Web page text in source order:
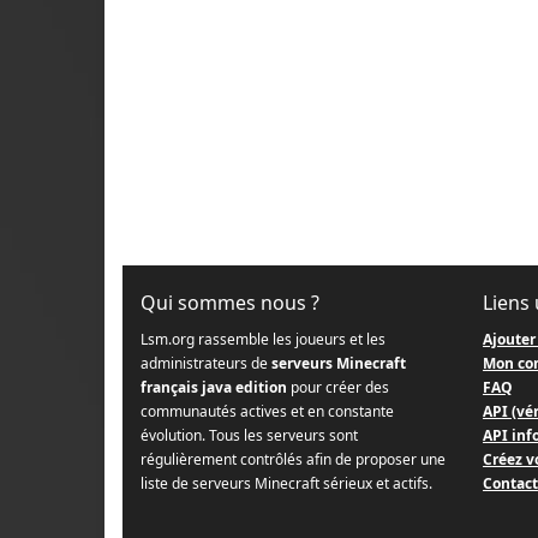
Qui sommes nous ?
Lsm.org rassemble les joueurs et les
administrateurs deserveurs Minecraft
français java edition pour créer des
communautés actives et en constante
évolution. Tous les serveurs sont
régulièrement contrôlés afin de proposer une
liste de serveurs Minecraft sérieux et actifs.
Liens
Mon
FAQ
API
API
Créez
Contact